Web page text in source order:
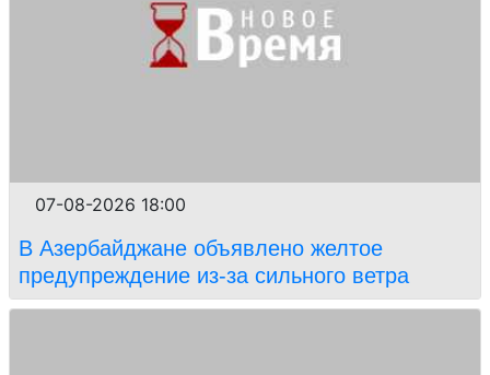
07-08-2026 18:00
В Азербайджане объявлено желтое
предупреждение из-за сильного ветра